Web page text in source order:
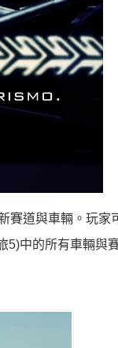
賽道與車輛。玩家
5)中的所有車輛與